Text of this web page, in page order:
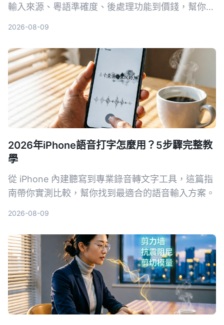
輸入來源、粵語準確度、後處理功能到價錢，幫你揀
2026-08-09
2026年iPhone語音打字怎麼用？5步驟完整教
學
從 iPhone 內建聽寫到專業錄音轉文字工具，這篇指
南帶你實測比較，幫你找到最適合的語音輸入方案。
2026-08-09